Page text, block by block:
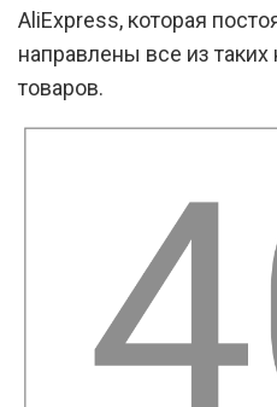
AliExpress, которая
направлены все из
товаров.